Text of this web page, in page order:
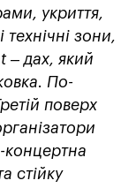
укриття,
технічні зони,
– дах, який
По-
поверх
концертна
стійку